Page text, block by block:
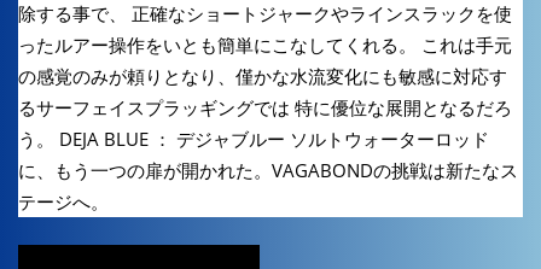
除する事で、 正確なショートジャークやラインスラックを使
ったルアー操作をいとも簡単にこなしてくれる。 これは手元
の感覚のみが頼りとなり、僅かな水流変化にも敏感に対応す
るサーフェイスプラッギングでは 特に優位な展開となるだろ
う。 DEJA BLUE ： デジャブルー ソルトウォーターロッド
に、もう一つの扉が開かれた。VAGABONDの挑戦は新たなス
テージへ。